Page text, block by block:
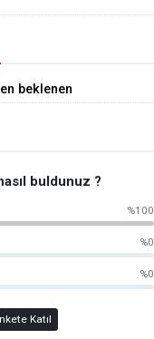
beklenen
buldunuz ?
%100
%0
%0
Katıl